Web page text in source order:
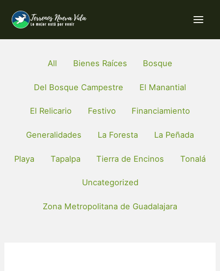
posts
All
Bienes Raíces Bosque
Del Bosque Campestre El Manantial
El Relicario Festivo Financiamiento
Generalidades La Foresta La Peñada
Playa Tapalpa Tierra de Encinos Tonalá
Uncategorized
Zona Metropolitana de Guadalajara